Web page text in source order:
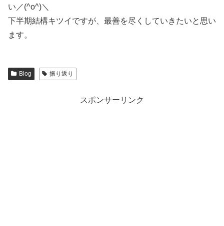
い／(^o^)＼
下半期結構キツイですが、最善を尽くしていきたいと思い
ます。
Blog 振り返り
スポンサーリンク